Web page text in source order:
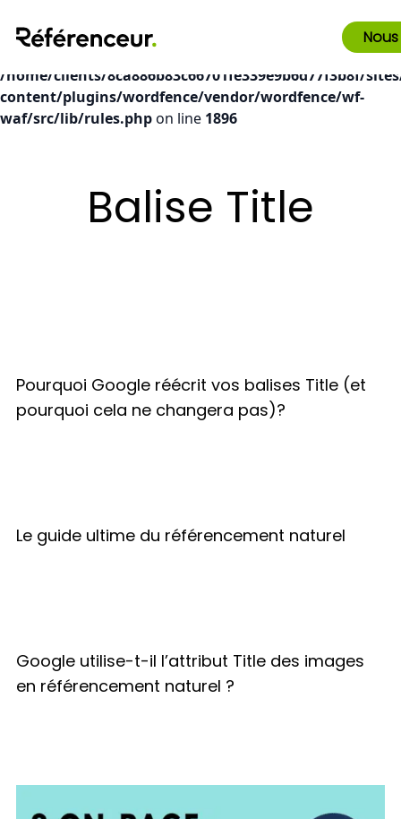
Deprecated: preg_replace(): Passing null to parameter #3
($subject) of type array|string is deprecated in
/home/clients/8ca886b83c66701fe339e9b6d77f3b8f/
content/plugins/wordfence/vendor/wordfence/wf-
waf/src/lib/rules.phpon line 1896
Balise Title
Pourquoi Google réécrit vos balises Title (et
pourquoi cela ne changera pas)?
Le guide ultime du référencement naturel
Google utilise-t-il l’attribut Title des images
en référencement naturel ?